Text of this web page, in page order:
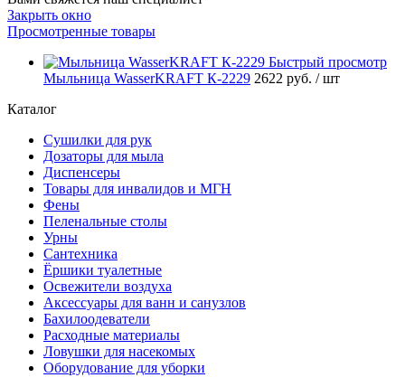
Закрыть окно
Просмотренные товары
Быстрый просмотр
Мыльница WasserKRAFT К-2229 2622 руб. / шт
Каталог
Сушилки для рук
Дозаторы для мыла
Диспенсеры
Товары для инвалидов и МГН
Фены
Пеленальные столы
Урны
Сантехника
Ёршики туалетные
Освежители воздуха
Аксессуары для ванн и санузлов
Бахилоодеватели
Расходные материалы
Ловушки для насекомых
Оборудование для уборки